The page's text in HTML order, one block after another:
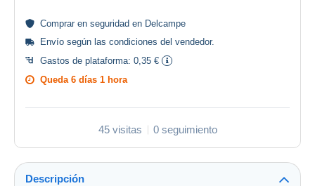
Comprar en seguridad en Delcampe
Envío según las condiciones del vendedor.
Gastos de plataforma: 0,35 €
Queda 6 días 1 hora
45 visitas 0 seguimiento
Descripción